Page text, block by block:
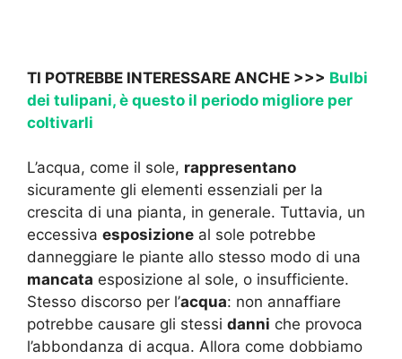
TI POTREBBE INTERESSARE ANCHE >>> Bulbi
dei tulipani, è questo il periodo migliore per
coltivarli
L’acqua, come il sole, rappresentano
sicuramente gli elementi essenziali per la
crescita di una pianta, in generale. Tuttavia, un
eccessiva esposizione al sole potrebbe
danneggiare le piante allo stesso modo di una
mancata esposizione al sole, o insufficiente.
Stesso discorso per l’acqua: non annaffiare
potrebbe causare gli stessi danni che provoca
l’abbondanza di acqua. Allora come dobbiamo